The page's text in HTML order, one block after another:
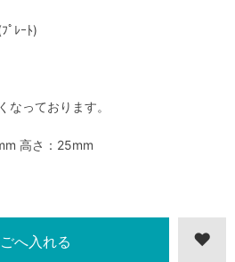
ﾟﾚｰﾄ)
なっております。
高さ：25mm